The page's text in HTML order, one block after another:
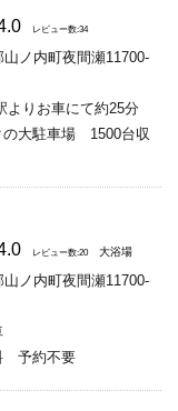
レビュー数:34
ノ内町夜間瀬11700-
よりお車にて約25分
の大駐車場 1500台収
レビュー数:20 大浴場
ノ内町夜間瀬11700-
予約不要